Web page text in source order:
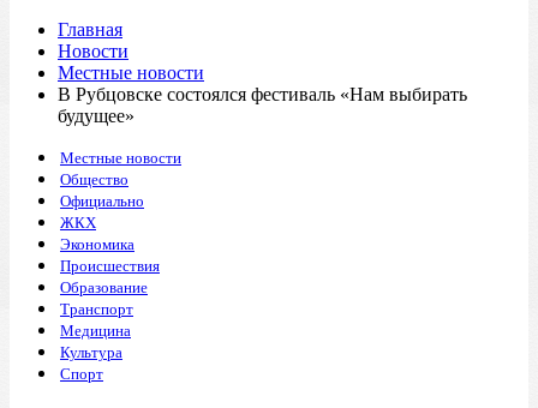
Главная
Новости
Местные новости
В Рубцовске состоялся фестиваль «Нам выбирать
будущее»
Местные новости
Общество
Официально
ЖКХ
Экономика
Происшествия
Образование
Транспорт
Медицина
Культура
Спорт